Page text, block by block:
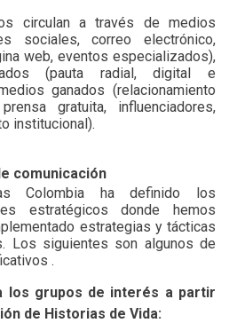
circulan a través de medios
sociales, correo electrónico,
web, eventos especializados),
(pauta radial, digital e
ganados (relacionamiento
gratuita, influenciadores,
institucional).
comunicación
Colombia ha definido los
estratégicos donde hemos
estrategias y tácticas
Los siguientes son algunos de
.
los grupos de interés a partir
de Historias de Vida: